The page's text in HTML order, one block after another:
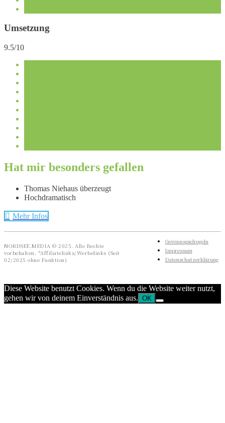
Umsetzung
9.5/10
Hat mir besonders gefallen
Thomas Niehaus überzeugt
Hochdramatisch
Mehr Infos
NORDSEE.MEDIA © 2025. Alle Rechte
vorbehalten. *Affiliatelinks/Werbelinks (Seit
02/2025 ohne Funktion)
Gewinnspielregeln
Impressum
Datenschutzerklärung
Diese Website benutzt Cookies. Wenn du die Website weiter nutzt,
gehen wir von deinem Einverständnis aus. OK